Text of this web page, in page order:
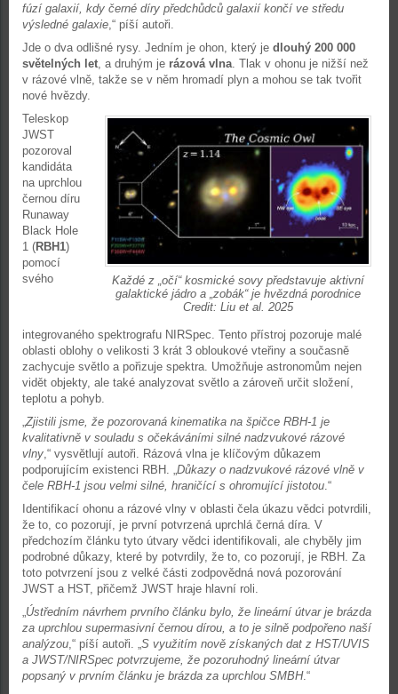
fúzí galaxií, kdy černé díry předchůdců galaxií končí ve středu
výsledné galaxie ,“ píší autoři.
Jde o dva odlišné rysy. Jedním je ohon, který je dlouhý 200 000
světelných let , a druhým je rázová vlna . Tlak v ohonu je nižší než
v rázové vlně, takže se v něm hromadí plyn a mohou se tak tvořit
nové hvězdy.
Každé z „očí“ kosmické sovy představuje aktivní
galaktické jádro a „zobák“ je hvězdná porodnice
Credit: Liu et al. 2025
Teleskop
JWST
pozoroval
kandidáta
na uprchlou
černou díru
Runaway
Black Hole
1 (RBH1)
pomocí
svého
integrovaného spektrografu NIRSpec. Tento přístroj pozoruje malé
oblasti oblohy o velikosti 3 krát 3 obloukové vteřiny a současně
zachycuje světlo a pořizuje spektra. Umožňuje astronomům nejen
vidět objekty, ale také analyzovat světlo a zároveň určit složení,
teplotu a pohyb.
„Zjistili jsme, že pozorovaná kinematika na špičce RBH-1 je
kvalitativně v souladu s očekáváními silné nadzvukové rázové
vlny,“ vysvětlují autoři. Rázová vlna je klíčovým důkazem
podporujícím existenci RBH. „Důkazy o nadzvukové rázové vlně v
čele RBH-1 jsou velmi silné, hraničící s ohromující jistotou.“
Identifikací ohonu a rázové vlny v oblasti čela úkazu vědci potvrdili,
že to, co pozorují, je první potvrzená uprchlá černá díra. V
předchozím článku tyto útvary vědci identifikovali, ale chyběly jim
podrobné důkazy, které by potvrdily, že to, co pozorují, je RBH. Za
toto potvrzení jsou z velké části zodpovědná nová pozorování
JWST a HST, přičemž JWST hraje hlavní roli.
„Ústředním návrhem prvního článku bylo, že lineární útvar je brázda
za uprchlou supermasivní černou dírou, a to je silně podpořeno naší
analýzou,“ píší autoři. „S využitím nově získaných dat z HST/UVIS
a JWST/NIRSpec potvrzujeme, že pozoruhodný lineární útvar
popsaný v prvním článku je brázda za uprchlou SMBH.“